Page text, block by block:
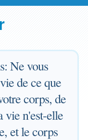
Ne vous
de ce que
corps, de
vie n'est-elle
et le corps